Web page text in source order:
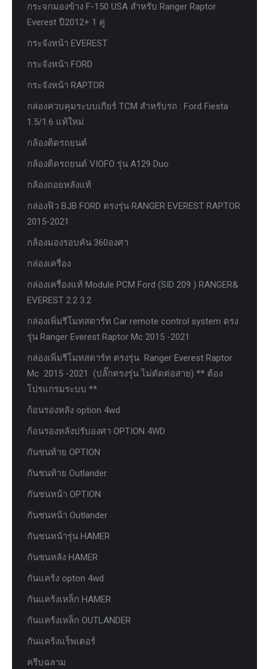
กระจกมองข้าง F-150 USA สำหรับ Ranger Raptor
Everest ปี2012+ 1 คู่
กระจังหน้า EVEREST
กระจังหน้า FORD
กระจังหน้า RAPTOR
กล่องควบคุมระบบเกียร์ TCM สำหรับรถ : Ford Fiesta
1.5/1.6 แท้ใหม่
กล้องติดรถยนต์
กล้องติดรถยนต์ VIOFO รุ่น A129 Duo
กล้องถอยหลังแท้
กล่องฟิว BJB FORD ตรงรุ่น RANGER EVEREST RAPTOR
2015-2021
กล้องมองรอบคัน 360องศา
กล่องเครื่อง
กล่องเครื่องแท้ Module PCM Ford (SID 209 ) RANGER&
EVEREST 2.2 3.2
กล่องเพิ่มรีโมทสตาร์ท Car remote control system ตรง
รุ่น Ranger Everest Raptor Mc 2015 -2021
กล่องเพิ่มรีโมทสตาร์ท ตรงรุ่น Ranger Everest Raptor
Mc 2015 -2021 (ปลั๊กตรงรุ่น ไม่ตัดต่อสาย) ** ต้อง
โปรแกรมระบบ **
ก้อนรองหลัง option 4wd
ก้อนรองหลังปรับองศา OPTION 4WD
กันชนท้าย OPTION
กันชนท้าย Outlander
กันชนหน้า OPTION
กันชนหน้า Outlander
กันชนหน้ารุ่น HAMER
กันชนหลัง HAMER
กันแคร้ง opton 4wd
กันแคร้งเหล็ก HAMER
กันแคร้งเหล็ก OUTLANDER
กันแคร้งแร็พเตอร์
ครีบฉลาม